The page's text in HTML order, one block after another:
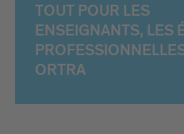
TOUT POUR LES
ENSEIGNANTS, LES
ORTRA